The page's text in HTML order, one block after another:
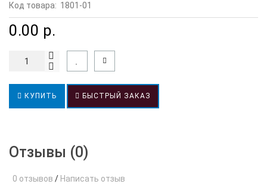
Код товара: 1801-01
0.00 р.
КУПИТЬ БЫСТРЫЙ ЗАКАЗ
Отзывы (0)
0 отзывов / Написать отзыв